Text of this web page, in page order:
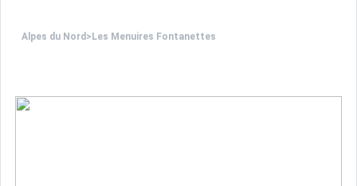
Alpes du Nord > Les Menuires Fontanettes